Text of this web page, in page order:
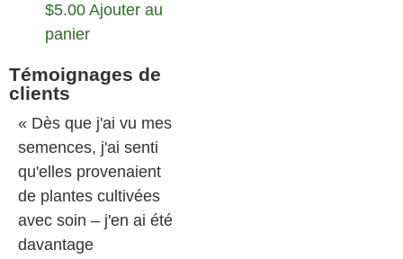
$5.00 Ajouter au
panier
Témoignages de
clients
« Dès que j'ai vu mes
semences, j'ai senti
qu'elles provenaient
de plantes cultivées
avec soin – j'en ai été
davantage